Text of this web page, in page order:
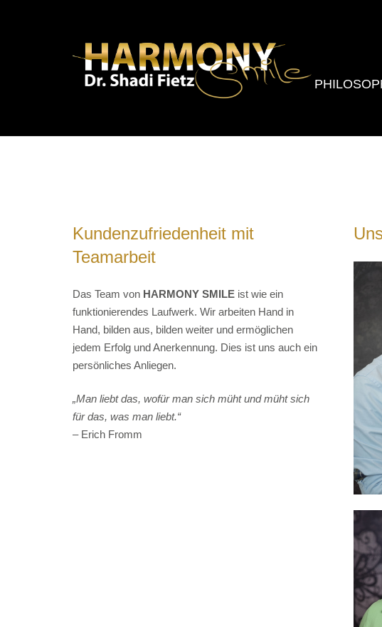
Kundenzufriedenheit mit
Teamarbeit
Das Team von HARMONY SMILE ist wie ein
funktionierendes Laufwerk. Wir arbeiten Hand in
Hand, bilden aus, bilden weiter und ermöglichen
jedem Erfolg und Anerkennung. Dies ist uns auch ein
persönliches Anliegen.
„Man liebt das, wofür man sich müht und müht sich
für das, was man liebt.“
– Erich Fromm